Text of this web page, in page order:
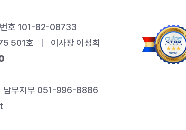
호 101-82-08733
501호
이사장 이성희
남부지부 051-996-8886